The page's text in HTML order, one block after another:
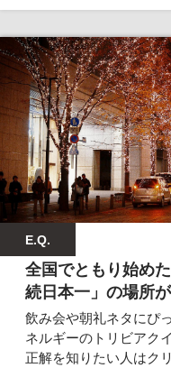
E.Q.
全国でともり始め
続日本一」の場所
飲み会や朝礼ネタにぴ
ネルギーのトリビアクイ
正解を知りたい人はク